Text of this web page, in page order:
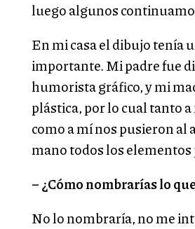
luego algunos
En mi casa el dibujo tenía
importante. Mi padre fue
humorista gráfico, y mi
plástica, por lo cual tanto
como a mí nos pusieron al
mano todos los elementos
– ¿Cómo nombrarías lo
No lo nombraría, no me